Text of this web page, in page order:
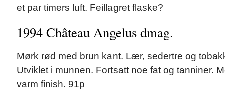
et par timers luft. Feillagret flaske?
1994 Château Angelus dmag.
Mørk rød med brun kant. Lær, sedertre og
Utviklet i munnen. Fortsatt noe fat og tanniner.
varm finish. 91p